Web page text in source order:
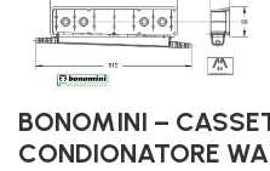
BONOMINI –
CONDIONATORE